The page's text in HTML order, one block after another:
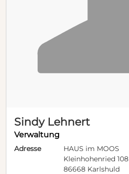
Sindy Lehnert
Verwaltung
Adresse
HAUS im MOOS
Kleinhohenried 108
86668 Karlshuld